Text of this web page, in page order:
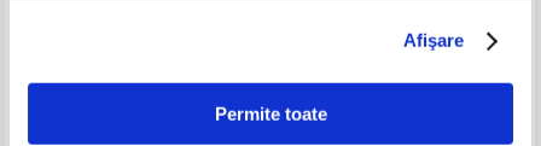
Afişare
Permite toate
-25%